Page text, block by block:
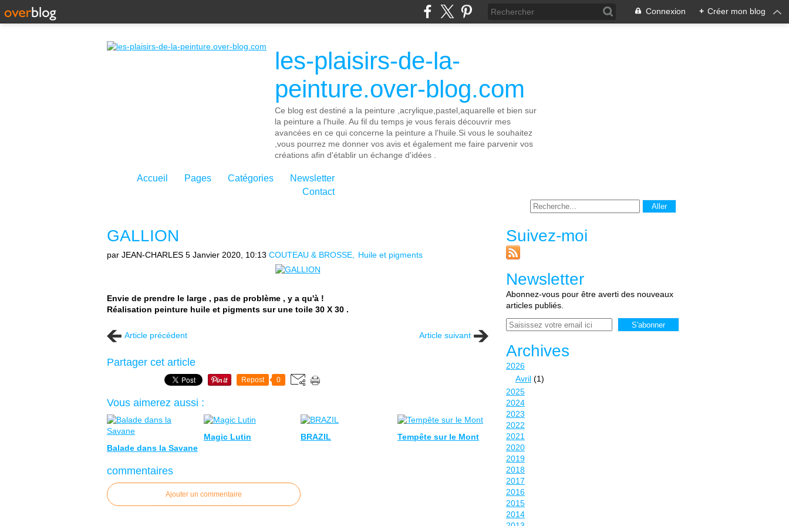
Connexion + Créer mon blog
les-plaisirs-de-la-
peinture.over-blog.com
Ce blog est destiné a la peinture ,acrylique,pastel,aquarelle et bien sur
la peinture a l'huile. Au fil du temps je vous ferais découvrir mes
avancées en ce qui concerne la peinture a l'huile.Si vous le souhaitez
,vous pourrez me donner vos avis et également me faire parvenir vos
créations afin d'établir un échange d'idées .
Accueil Pages Catégories
Newsletter
Contact
GALLION
par JEAN-CHARLES 5 Janvier 2020, 10:13 COUTEAU & BROSSE Huile et pigments
Envie de prendre le large , pas de problème , y a qu'à !
Réalisation peinture huile et pigments sur une toile 30 X 30 .
Article précédent Article suivant
Partager cet article
Repost 0
Vous aimerez aussi :
Balade dans la Savane
Magic Lutin BRAZIL Tempête sur le Mont
commentaires
Ajouter un commentaire
Suivez-moi
Newsletter
Abonnez-vous pour être averti des nouveaux
articles publiés.
Email
Archives
2026
Avril (1)
2025
2024
2023
2022
2021
2020
2019
2018
2017
2016
2015
2014